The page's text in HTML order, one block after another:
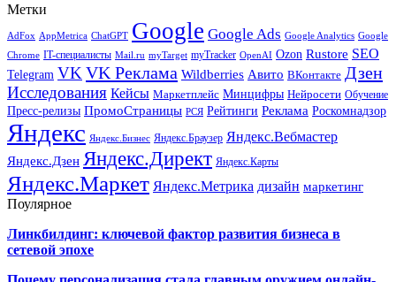
Метки
AdFox AppMetrica ChatGPT Google Google Ads Google Analytics Google
Chrome IT-специалисты Mail.ru myTarget myTracker OpenAI Ozon Rustore SEO
Telegram VK VK Реклама Wildberries Авито ВКонтакте Дзен
Исследования Кейсы Маркетплейс Минцифры Нейросети Обучение
Пресс-релизы ПромоСтраницы РСЯ Рейтинги Реклама Роскомнадзор
Яндекс Яндекс.Бизнес Яндекс.Браузер Яндекс.Вебмастер
Яндекс.Дзен Яндекс.Директ Яндекс.Карты
Яндекс.Маркет Яндекс.Метрика дизайн маркетинг
Поулярное
Линкбилдинг: ключевой фактор развития бизнеса в
сетевой эпохе